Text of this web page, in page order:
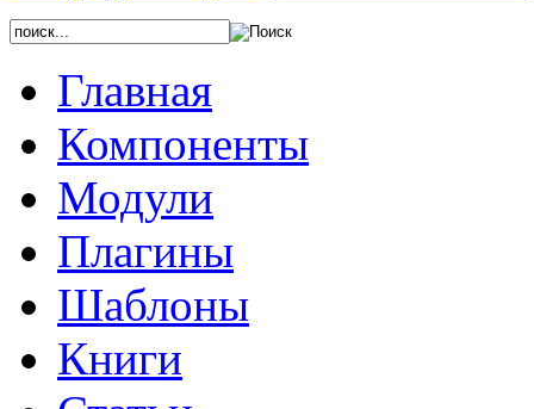
Главная
Компоненты
Модули
Плагины
Шаблоны
Книги